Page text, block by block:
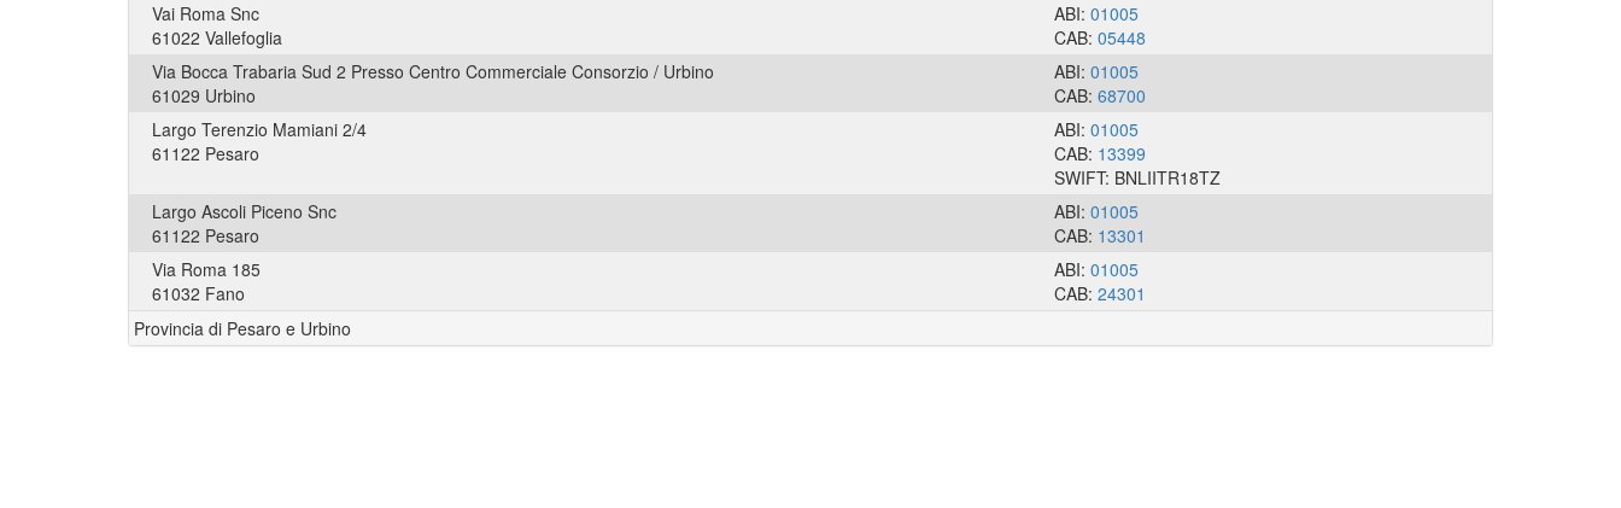
Vai Roma Snc
61022 Vallefoglia
ABI: 01005
CAB: 05448
Via Bocca Trabaria Sud 2 Presso Centro Commerciale Consorzio / Urbino
61029 Urbino
ABI: 01005
CAB: 68700
Largo Terenzio Mamiani 2/4
61122 Pesaro
ABI: 01005
CAB: 13399
SWIFT: BNLIITR18TZ
Largo Ascoli Piceno Snc
61122 Pesaro
ABI: 01005
CAB: 13301
Via Roma 185
61032 Fano
ABI: 01005
CAB: 24301
Provincia di Pesaro e Urbino